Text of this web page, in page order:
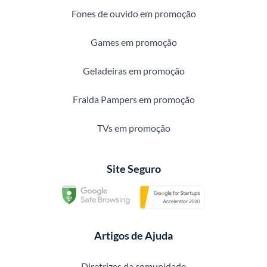
Fones de ouvido em promoção
Games em promoção
Geladeiras em promoção
Fralda Pampers em promoção
TVs em promoção
Site Seguro
Artigos de Ajuda